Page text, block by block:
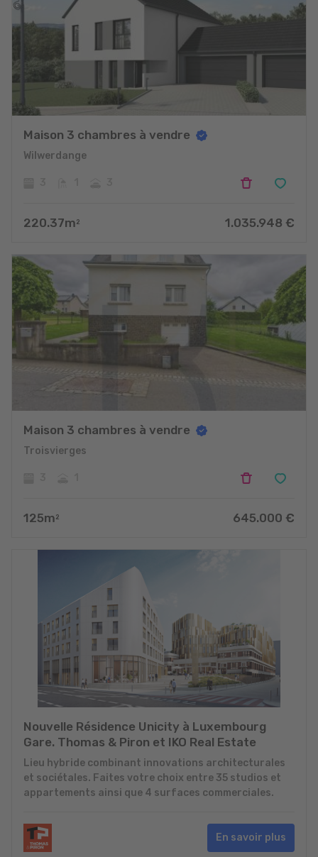
Maison 3 chambres à vendre
Wilwerdange
220.37m 2 1.035.948 €
Maison 3 chambres à vendre
Troisvierges
125m 2 645.000 €
Nouvelle Résidence Unicity à Luxembourg
Gare. Thomas & Piron et IKO Real Estate
Lieu hybride combinant innovations architecturales
et sociétales. Faites votre choix entre 35 studios et
appartements ainsi que 4 surfaces commerciales.
En savoir plus